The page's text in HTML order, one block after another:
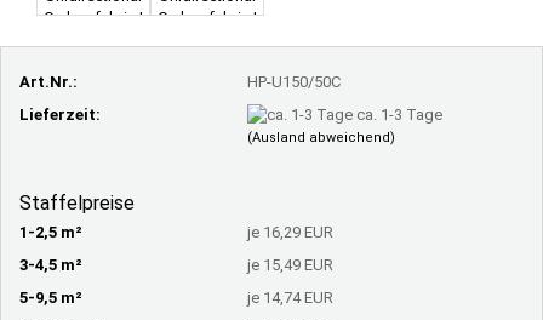
Art.Nr.:
HP-U150/50C
Lieferzeit:
ca. 1-3 Tage
(Ausland abweichend)
Staffelpreise
1-2,5 m²
je 16,29 EUR
3-4,5 m²
je 15,49 EUR
5-9,5 m²
je 14,74 EUR